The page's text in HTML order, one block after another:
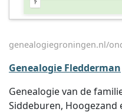
genealogiegroningen.nl/
Genealogie Fledderman
Genealogie van de
Siddeburen, Hoogezand